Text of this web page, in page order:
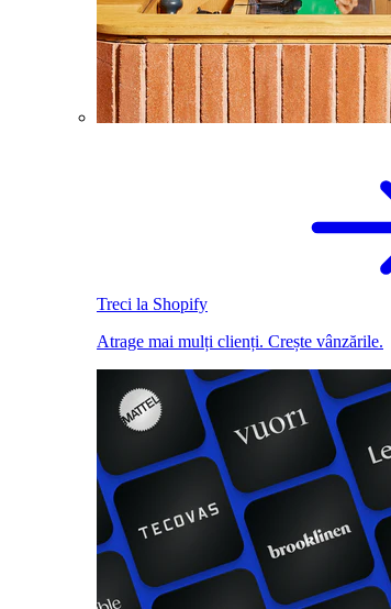
Treci la Shopify
Atrage mai mulți clienți. Crește vânzările.